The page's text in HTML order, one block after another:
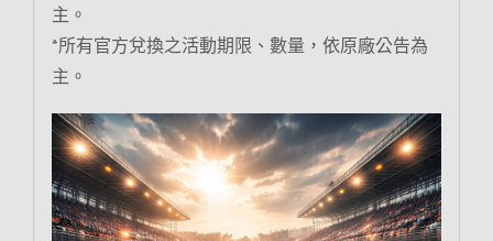
主。
*所有官方兌換之活動期限、數量，依原廠公告為
主。